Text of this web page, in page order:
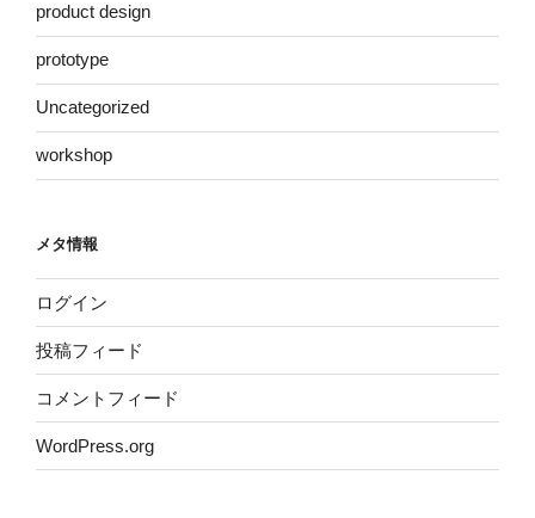
product design
prototype
Uncategorized
workshop
メタ情報
ログイン
投稿フィード
コメントフィード
WordPress.org